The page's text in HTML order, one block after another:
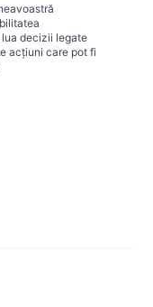
decizii legate
acțiuni care pot fi